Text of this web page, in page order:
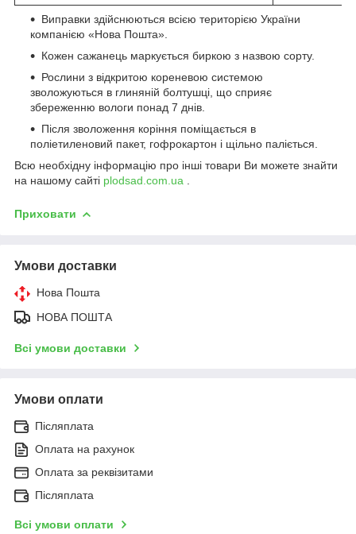
Виправки здійснюються всією територією України
компанією «Нова Пошта».
Кожен сажанець маркується биркою з назвою сорту.
Рослини з відкритою кореневою системою
зволожуються в глиняній болтушці, що сприяє
збереженню вологи понад 7 днів.
Після зволоження коріння поміщається в
поліетиленовий пакет, гофрокартон і щільно паліється.
Всю необхідну інформацію про інші товари Ви можете знайти
на нашому сайті plodsad.com.ua
Приховати
Умови доставки
Нова Пошта
НОВА ПОШТА
Всі умови доставки
Умови оплати
Післяплата
Оплата на рахунок
Оплата за реквізитами
Післяплата
Всі умови оплати